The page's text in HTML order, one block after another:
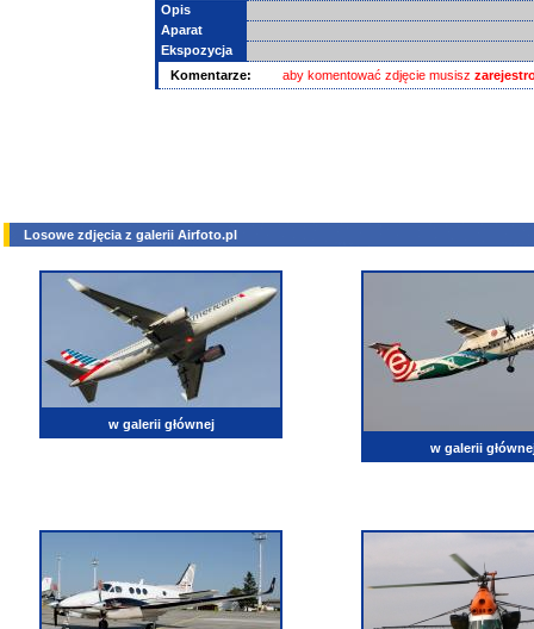
Opis
Aparat
Ekspozycja
Komentarze:
aby komentować zdjęcie musisz
Losowe zdjęcia z galerii Airfoto.pl
w galerii głównej
w galerii